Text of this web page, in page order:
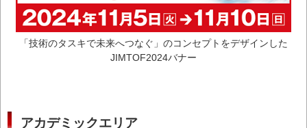
「技術のタスキで未来へつなぐ」のコンセプトをデザインした
JIMTOF2024バナー
アカデミックエリア